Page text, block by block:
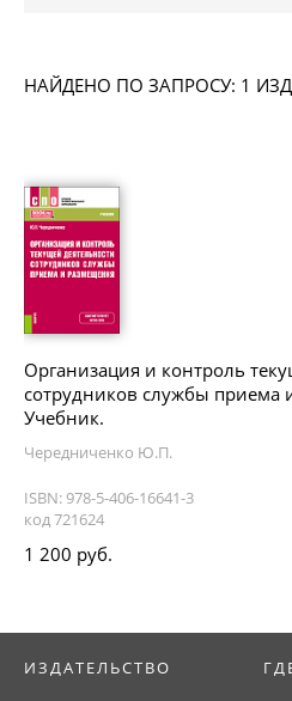
НАЙДЕНО ПО ЗАПРОСУ: 1
Организация и контроль
сотрудников службы приема
Учебник.
Чередниченко Ю.П.
ISBN: 978-5-406-16641-3
код 721624
1 200 руб.
ИЗДАТЕЛЬСТВО